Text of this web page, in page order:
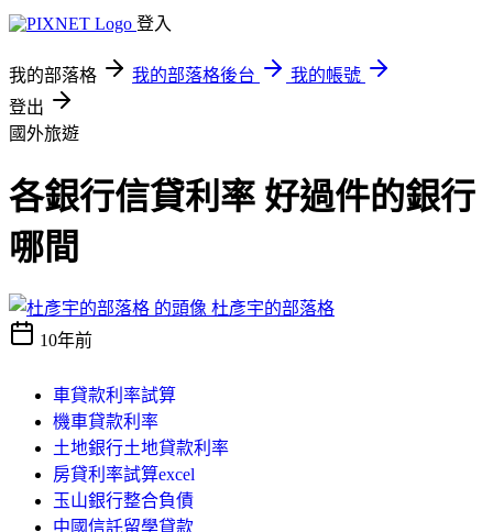
登入
我的部落格 我的部落格後台
我的帳號
登出
國外旅遊
各銀行信貸利率 好過件的銀行
哪間
杜彥宇的部落格
10年前
車貸款利率試算
機車貸款利率
土地銀行土地貸款利率
房貸利率試算excel
玉山銀行整合負債
中國信託留學貸款